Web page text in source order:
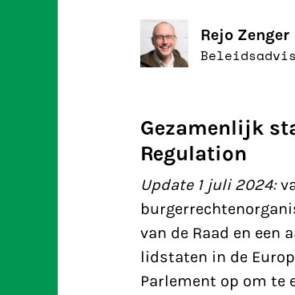
Rejo Zenger
Gezamenlijk
Regulation
Update 1 juli 2024:
van de Raad en een
lidstaten in de
Parlement op om te